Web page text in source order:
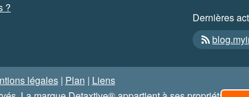
?
Dernières
légales| Plan | Liens